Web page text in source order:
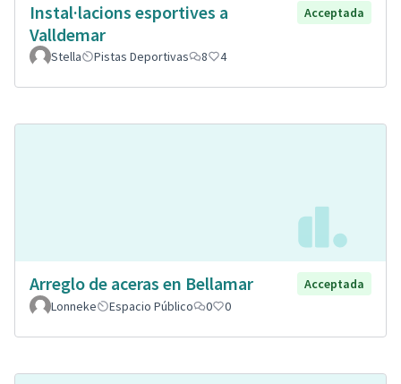
Instal·lacions esportives a
Valldemar
Acceptada
Stella Pistas Deportivas 8 4
Arreglo de aceras en Bellamar
Acceptada
Lonneke
Espacio Público 0 0